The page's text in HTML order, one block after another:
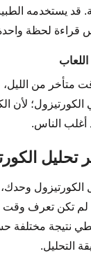
قد يستخدمه
قراءة لحظة
متأخر من الليل،
لأن
أغلب الناس.
تحليل
الكورتيزول
لم تكن تعرف وقت
نتيجة مختلفة
التحليل.